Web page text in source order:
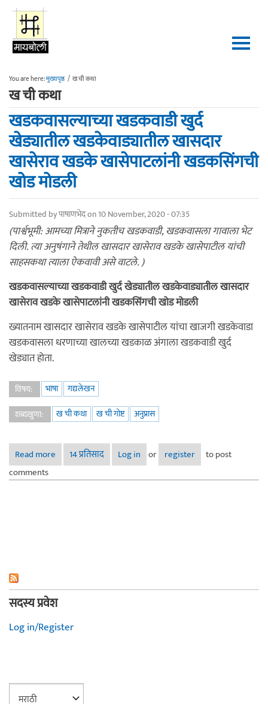
Skip to main content
You are here:मुख्यपृष्ठ / ख ची कथा
ख ची कथा
खडकवासल्याच्या खडकवाडी खुर्द
खेड्यातील खडकेवाड्यातील खासदार
खासेराव खडके खासेपाटलांनी खडकसिंगची
खोड मोडली
Submitted byपाषाणभेदon 10 November, 2020 - 07:35
(पार्श्वभूमी: आमच्या मित्राने नुकतीच खडकवाडी, खडकवासला गावाला भेट
दिली. त्या अनुषंगाने तेथील खासदार खासेराव खडके खासेपाटील यांची
साहसकथा त्याला ऐकवावी असे वाटले. )
खडकवासल्याच्या खडकवाडी खुर्द खेड्यातील खडकेवाड्यातील खासदार
खासेराव खडके खासेपाटलांनी खडकसिंगची खोड मोडली
ख्यातनाम खासदार खासेराव खडके खासेपाटील यांचा खाजगी खडकेवाडा
खडकवासला धरणाच्या खालच्या खडकाळ अंगाला खडकवाडी खुर्द
खेड्यात होता.
विषय: भाषा
गद्यलेखन
शब्दखुणा:
ख ची कथा ख ची गोष्ट अनुप्रास
Read more about खडकवासल्याच्या खडकवाडी खुर्द खेड्यातील खडकेवाड्यातील
खासदार खासेराव खडके खासेपाटलांनी खडकसिंगची खोड मोडली
14 प्रतिसाद Log in or register
to post
comments
सदस्य प्रवेश
Log in/Register